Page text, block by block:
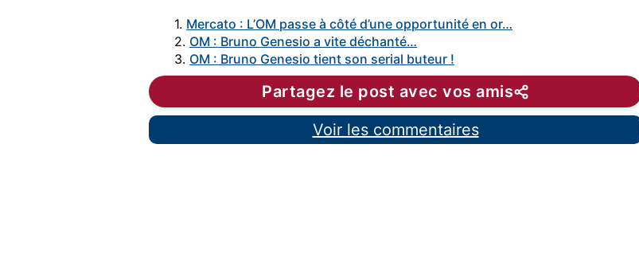
1. Mercato : L’OM passe à côté d’une opportunité en or…
2. OM : Bruno Genesio a vite déchanté…
3. OM : Bruno Genesio tient son serial buteur !
Partagez le post avec vos amis
Voir les commentaires